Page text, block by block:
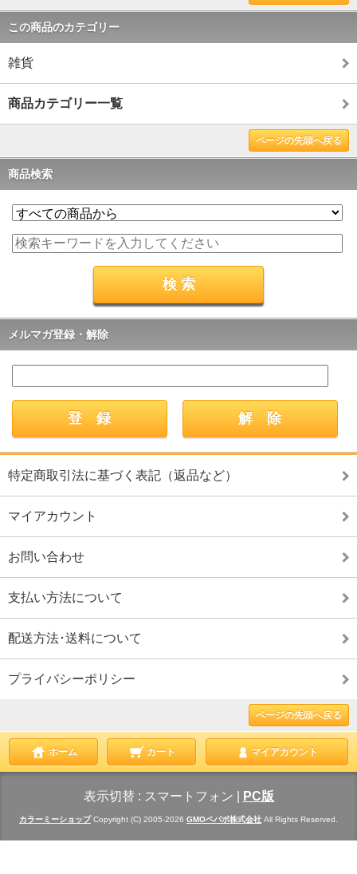
この商品のカテゴリー
雑貨
商品カテゴリー一覧
ページの先頭へ戻る
商品検索
メルマガ登録・解除
特定商取引法に基づく表記（返品など）
マイアカウント
お問い合わせ
支払い方法について
配送方法･送料について
プライバシーポリシー
ページの先頭へ戻る
ホーム カート マイアカウント
表示切替 : スマートフォン PC版
カラーミーショップCopyright (C) 2005-2026 GMOペパボ株式会社 All Rights Reserved.